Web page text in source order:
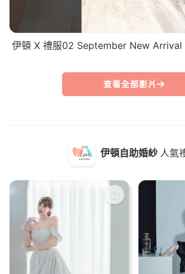
伊頓自助婚紗 人氣
伊頓 X 禮服02 September New Arrival
查看全部影片